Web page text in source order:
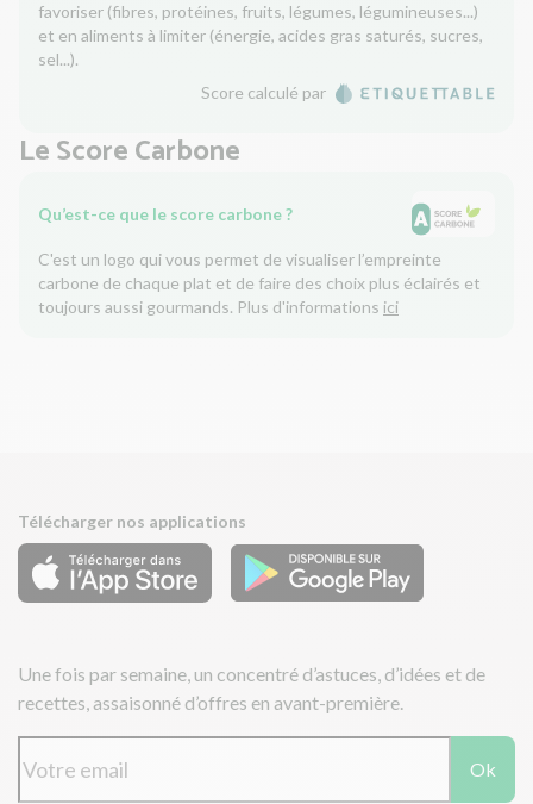
favoriser (fibres, protéines, fruits, légumes, légumineuses...)
et en aliments à limiter (énergie, acides gras saturés, sucres,
sel...).
Score calculé par
Le Score Carbone
Qu’est-ce que le score carbone ?
C'est un logo qui vous permet de visualiser l’empreinte
carbone de chaque plat et de faire des choix plus éclairés et
toujours aussi gourmands. Plus d'informations ici
Télécharger nos applications
Une fois par semaine, un concentré d’astuces, d’idées et de
recettes, assaisonné d’offres en avant-première.
Ok